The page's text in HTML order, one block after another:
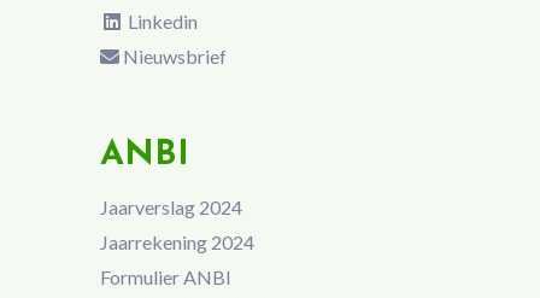
Linkedin
Nieuwsbrief
ANBI
Jaarverslag 2024
Jaarrekening 2024
Formulier ANBI